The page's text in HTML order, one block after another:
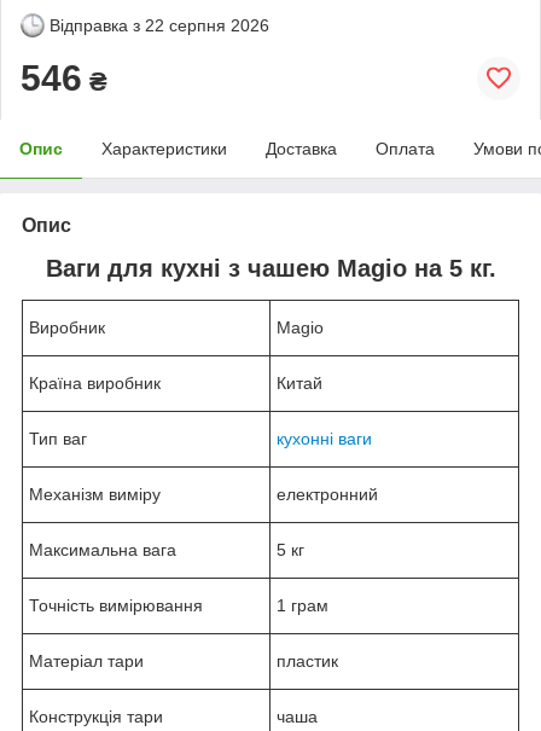
Відправка з 22 серпня 2026
546 ₴
Опис Характеристики Доставка Оплата Умови
Опис
Ваги для кухні з чашею Magio на 5 кг.
Виробник Magio
Країна виробник Китай
Тип ваг кухонні ваги
Механізм виміру електронний
Максимальна вага 5 кг
Точність вимірювання 1 грам
Матеріал тари пластик
Конструкція тари чаша